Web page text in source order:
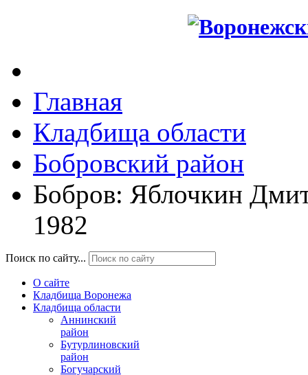
Главная
Кладбища области
Бобровский район
Бобров: Яблочкин
1982
Поиск по сайту...
О сайте
Кладбища Воронежа
Кладбища области
Аннинский
район
Бутурлиновский
район
Богучарский